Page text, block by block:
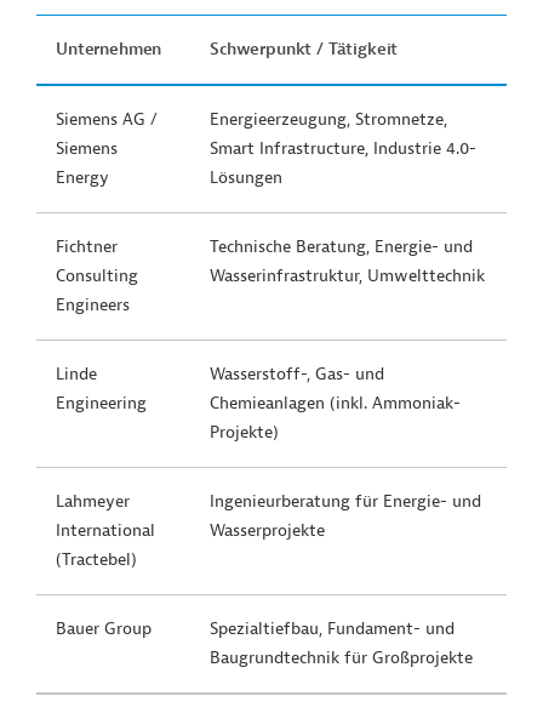
Unternehmen Schwerpunkt / Tätigkeit
Siemens AG /
Siemens
Energy
Energieerzeugung, Stromnetze,
Smart Infrastructure, Industrie 4.0-
Lösungen
Fichtner
Consulting
Engineers
Technische Beratung, Energie- und
Wasserinfrastruktur, Umwelttechnik
Linde
Engineering
Wasserstoff-, Gas- und
Chemieanlagen (inkl. Ammoniak-
Projekte)
Lahmeyer
International
(Tractebel)
Ingenieurberatung für Energie- und
Wasserprojekte
Bauer Group
Spezialtiefbau, Fundament- und
Baugrundtechnik für Großprojekte